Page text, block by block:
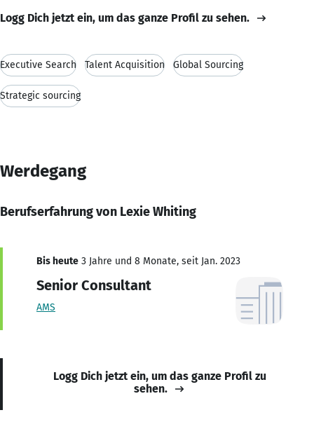
Logg Dich jetzt ein, um das ganze Profil zu sehen.
Executive Search Talent Acquisition Global Sourcing
Strategic sourcing
Werdegang
Berufserfahrung von Lexie Whiting
Bis heute 3 Jahre und 8 Monate, seit Jan. 2023
Senior Consultant
AMS
Logg Dich jetzt ein, um das ganze Profil zu
sehen.